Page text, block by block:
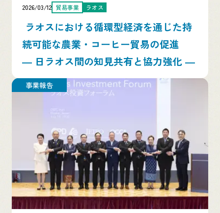
2026/03/12 貿易事業 ラオス
ラオスにおける循環型経済を通じた持
続可能な農業・コーヒー貿易の促進
― 日ラオス間の知見共有と協力強化 ―
事業報告